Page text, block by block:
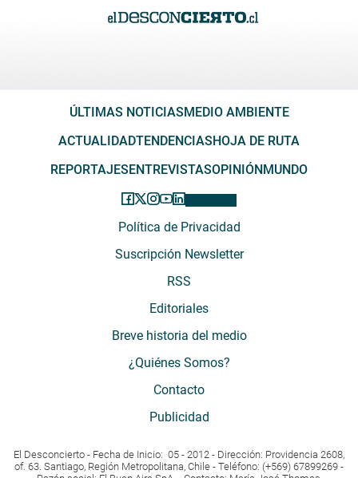
ÚLTIMAS NOTICIAS MEDIO AMBIENTE
ACTUALIDADTENDENCIAS HOJA DE RUTA
REPORTAJES ENTREVISTASOPINIÓN MUNDO
Política de Privacidad
Suscripción Newsletter
RSS
Editoriales
Breve historia del medio
¿Quiénes Somos?
Contacto
Publicidad
El Desconcierto - Fecha de Inicio: 05 - 2012 - Dirección: Providencia 2608,
of. 63. Santiago, Región Metropolitana, Chile - Teléfono: (+569) 67899269 -